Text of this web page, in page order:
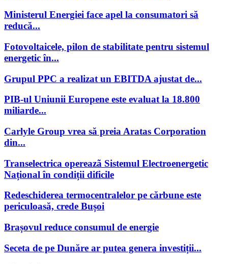
Ministerul Energiei face apel la consumatori să
reducă...
Fotovoltaicele, pilon de stabilitate pentru sistemul
energetic în...
Grupul PPC a realizat un EBITDA ajustat de...
PIB-ul Uniunii Europene este evaluat la 18.800
miliarde...
Carlyle Group vrea să preia Aratas Corporation
din...
Transelectrica opereazã Sistemul Electroenergetic
Național în condiții dificile
Redeschiderea termocentralelor pe cărbune este
periculoasă, crede Bușoi
Brașovul reduce consumul de energie
Seceta de pe Dunăre ar putea genera investiții...